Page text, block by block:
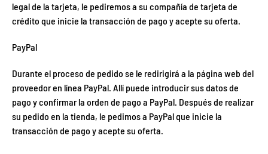
legal de la tarjeta, le pediremos a su compañía de tarjeta de
crédito que inicie la transacción de pago y acepte su oferta.
PayPal
Durante el proceso de pedido se le redirigirá a la página web del
proveedor en línea PayPal. Allí puede introducir sus datos de
pago y confirmar la orden de pago a PayPal. Después de realizar
su pedido en la tienda, le pedimos a PayPal que inicie la
transacción de pago y acepte su oferta.